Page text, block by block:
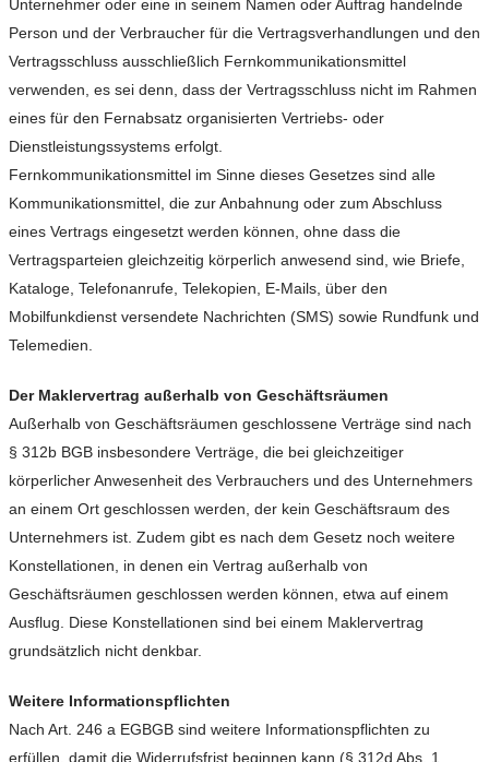
Unternehmer oder eine in seinem Namen oder Auftrag handelnde
Person und der Verbraucher für die Vertragsverhandlungen und den
Vertragsschluss ausschließlich Fernkommunikationsmittel
verwenden, es sei denn, dass der Vertragsschluss nicht im Rahmen
eines für den Fernabsatz organisierten Vertriebs- oder
Dienstleistungssystems erfolgt.
Fernkommunikationsmittel im Sinne dieses Gesetzes sind alle
Kommunikationsmittel, die zur Anbahnung oder zum Abschluss
eines Vertrags eingesetzt werden können, ohne dass die
Vertragsparteien gleichzeitig körperlich anwesend sind, wie Briefe,
Kataloge, Telefonanrufe, Telekopien, E-Mails, über den
Mobilfunkdienst versendete Nachrichten (SMS) sowie Rundfunk und
Telemedien.
Der Maklervertrag außerhalb von Geschäftsräumen
Außerhalb von Geschäftsräumen geschlossene Verträge sind nach
§ 312b BGB insbesondere Verträge, die bei gleichzeitiger
körperlicher Anwesenheit des Verbrauchers und des Unternehmers
an einem Ort geschlossen werden, der kein Geschäftsraum des
Unternehmers ist. Zudem gibt es nach dem Gesetz noch weitere
Konstellationen, in denen ein Vertrag außerhalb von
Geschäftsräumen geschlossen werden können, etwa auf einem
Ausflug. Diese Konstellationen sind bei einem Maklervertrag
grundsätzlich nicht denkbar.
Weitere Informationspflichten
Nach Art. 246 a EGBGB sind weitere Informationspflichten zu
erfüllen, damit die Widerrufsfrist beginnen kann (§ 312d Abs. 1